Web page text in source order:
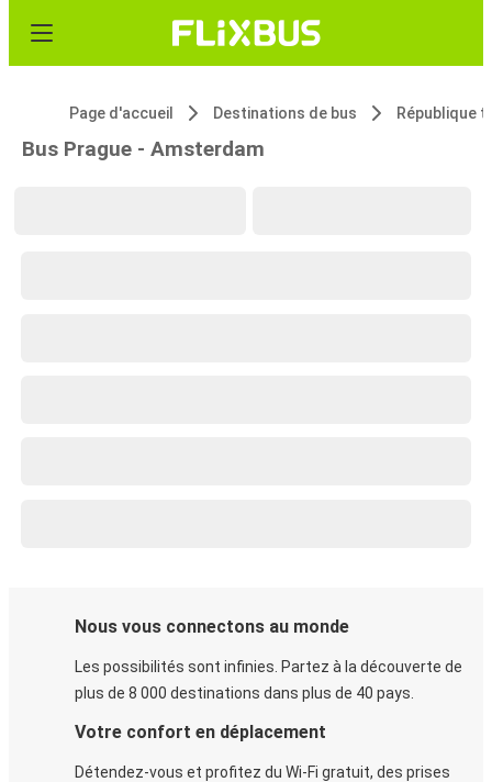
Page d'accueil Destinations de bus République
Bus Prague - Amsterdam
Nous vous connectons au monde
Les possibilités sont infinies. Partez à la découverte de
plus de 8 000 destinations dans plus de 40 pays.
Votre confort en déplacement
Détendez-vous et profitez du Wi-Fi gratuit, des prises